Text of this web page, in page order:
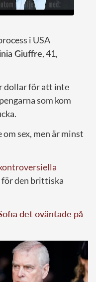
i USA
Giuffre, 41,
dollar för att inte
som kom
sex, men är minst
den brittiska
det oväntade på